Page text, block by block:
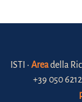
ISTI • Areadella
+39 050